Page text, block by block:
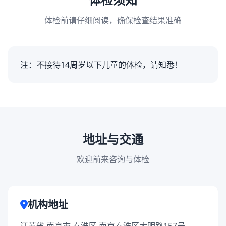
体检前请仔细阅读，确保检查结果准确
注：不接待14周岁以下儿童的体检，请知悉！
地址与交通
欢迎前来咨询与体检
机构地址